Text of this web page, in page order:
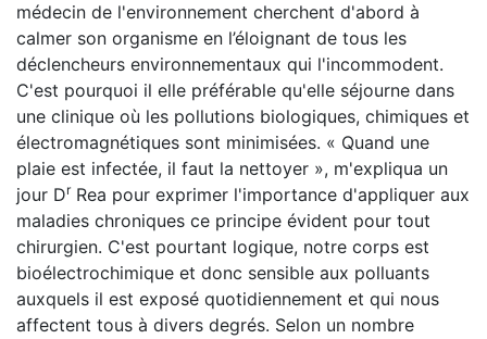
médecin de l'environnement cherchent d'abord à
calmer son organisme en l’éloignant de tous les
déclencheurs environnementaux qui l'incommodent.
C'est pourquoi il elle préférable qu'elle séjourne dans
une clinique où les pollutions biologiques, chimiques et
électromagnétiques sont minimisées. « Quand une
plaie est infectée, il faut la nettoyer », m'expliqua un
jour DrRea pour exprimer l'importance d'appliquer aux
maladies chroniques ce principe évident pour tout
chirurgien. C'est pourtant logique, notre corps est
bioélectrochimique et donc sensible aux polluants
auxquels il est exposé quotidiennement et qui nous
affectent tous à divers degrés. Selon un nombre